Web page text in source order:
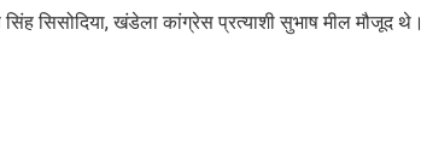
सिंह सिसोदिया, खंडेला कांग्रेस प्रत्याशी सुभाष मील मौजूद थे।